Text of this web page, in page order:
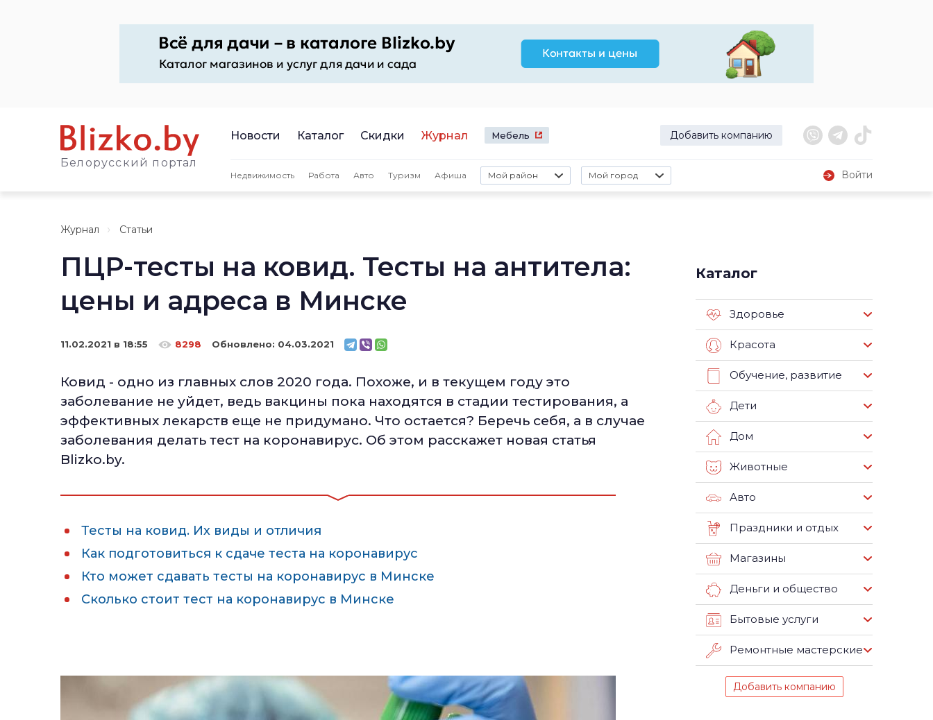
Белорусский портал
Новости Каталог Скидки Журнал Мебель Добавить компанию
Недвижимость Работа Авто Туризм Афиша Мой район Мой город Войти
Журнал Статьи
ПЦР-тесты на ковид. Тесты на антитела:
цены и адреса в Минске
11.02.2021 в 18:55 8298 Обновлено: 04.03.2021
Ковид - одно из главных слов 2020 года. Похоже, и в текущем году это
заболевание не уйдет, ведь вакцины пока находятся в стадии тестирования, а
эффективных лекарств еще не придумано. Что остается? Беречь себя, а в случае
заболевания делать тест на коронавирус. Об этом расскажет новая статья
Blizko.by.
Тесты на ковид. Их виды и отличия
Как подготовиться к сдаче теста на коронавирус
Кто может сдавать тесты на коронавирус в Минске
Сколько стоит тест на коронавирус в Минске
Каталог
Здоровье
Красота
Обучение, развитие
Дети
Дом
Животные
Авто
Праздники и отдых
Магазины
Деньги и общество
Бытовые услуги
Ремонтные мастерские
Добавить компанию